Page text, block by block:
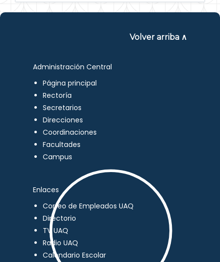
Volver arriba ∧
Administración Central
Página principal
Rectoría
Secretarios
Direcciones
Coordinaciones
Facultades
Campus
Enlaces
Correo de Empleados UAQ
Directorio
TV UAQ
Radio UAQ
Calendario Escolar